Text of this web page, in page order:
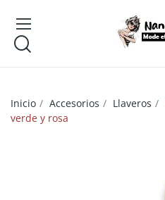
Inicio Accesorios Llaveros
verde y rosa